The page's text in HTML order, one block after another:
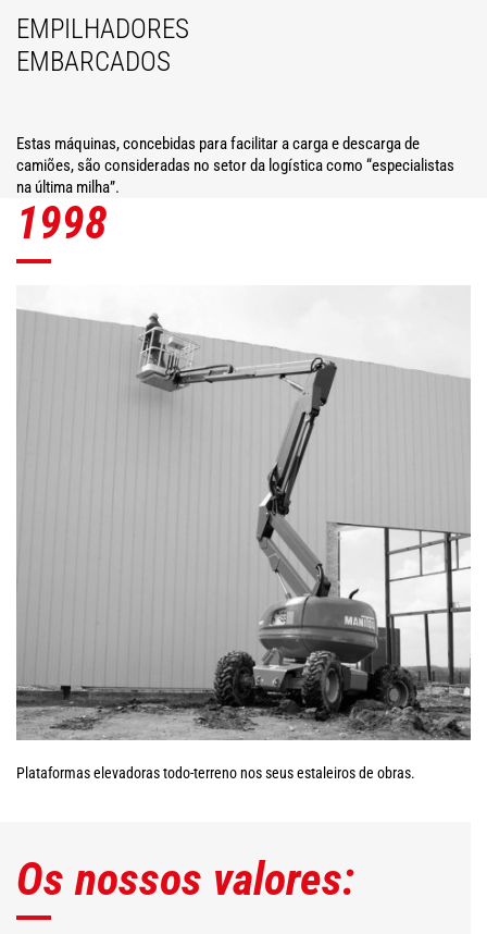
EMPILHADORES
EMBARCADOS
Estas máquinas, concebidas para facilitar a carga e descarga de
camiões, são consideradas no setor da logística como “especialistas
na última milha”.
1998
Plataformas elevadoras todo-terreno nos seus estaleiros de obras.
Os nossos valores: